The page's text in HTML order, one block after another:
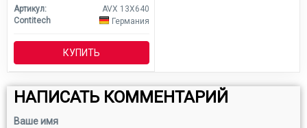
Артикул:
AVX 13X640
Contitech
Германия
КУПИТЬ
НАПИСАТЬ КОММЕНТАРИЙ
Ваше имя